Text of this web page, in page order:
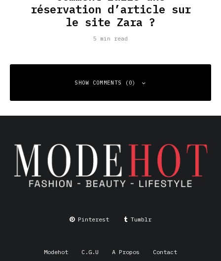
réservation d’article sur
le site Zara ?
5 min read
SHOW COMMENTS (0)
Your email address will not be published.
Required fields
are marked *
Comment*
Pinterest Tumblr
Modehot C.G.U A Propos Contact